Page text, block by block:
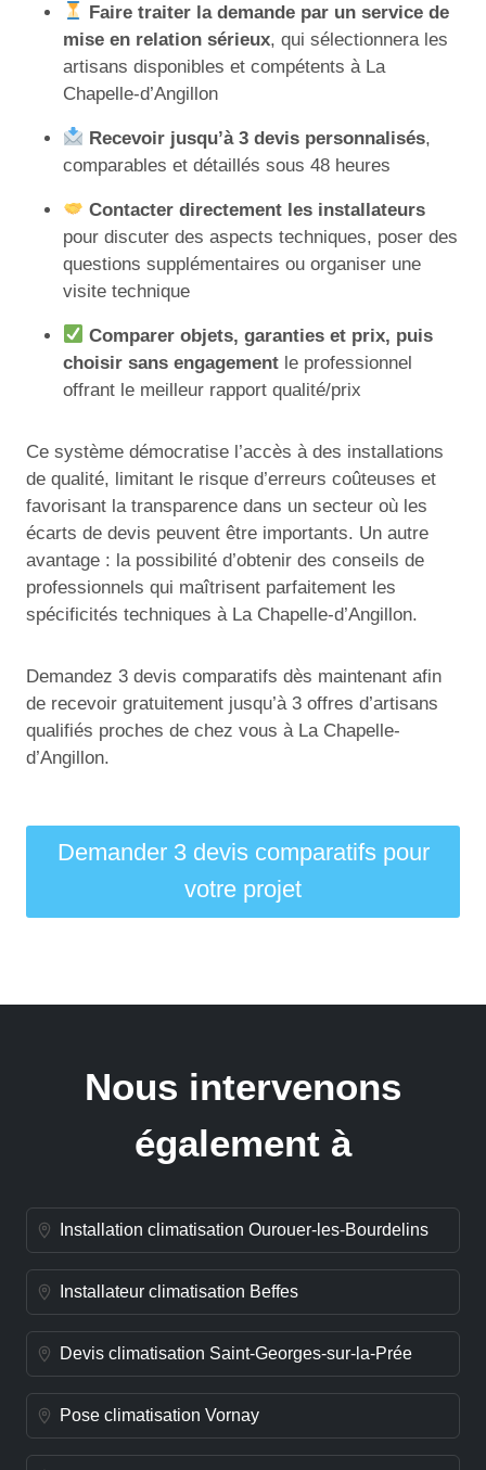
Faire traiter la demande par un service de
mise en relation sérieux, qui sélectionnera les
artisans disponibles et compétents à La
Chapelle-d’Angillon
Recevoir jusqu’à 3 devis personnalisés,
comparables et détaillés sous 48 heures
Contacter directement les installateurs
pour discuter des aspects techniques, poser des
questions supplémentaires ou organiser une
visite technique
Comparer objets, garanties et prix, puis
choisir sans engagement le professionnel
offrant le meilleur rapport qualité/prix
Ce système démocratise l’accès à des installations
de qualité, limitant le risque d’erreurs coûteuses et
favorisant la transparence dans un secteur où les
écarts de devis peuvent être importants. Un autre
avantage : la possibilité d’obtenir des conseils de
professionnels qui maîtrisent parfaitement les
spécificités techniques à La Chapelle-d’Angillon.
Demandez 3 devis comparatifs dès maintenant afin
de recevoir gratuitement jusqu’à 3 offres d’artisans
qualifiés proches de chez vous à La Chapelle-
d’Angillon.
Demander 3 devis comparatifs pour
votre projet
Nous intervenons
également à
Installation climatisation Ourouer-les-Bourdelins
Installateur climatisation Beffes
Devis climatisation Saint-Georges-sur-la-Prée
Pose climatisation Vornay